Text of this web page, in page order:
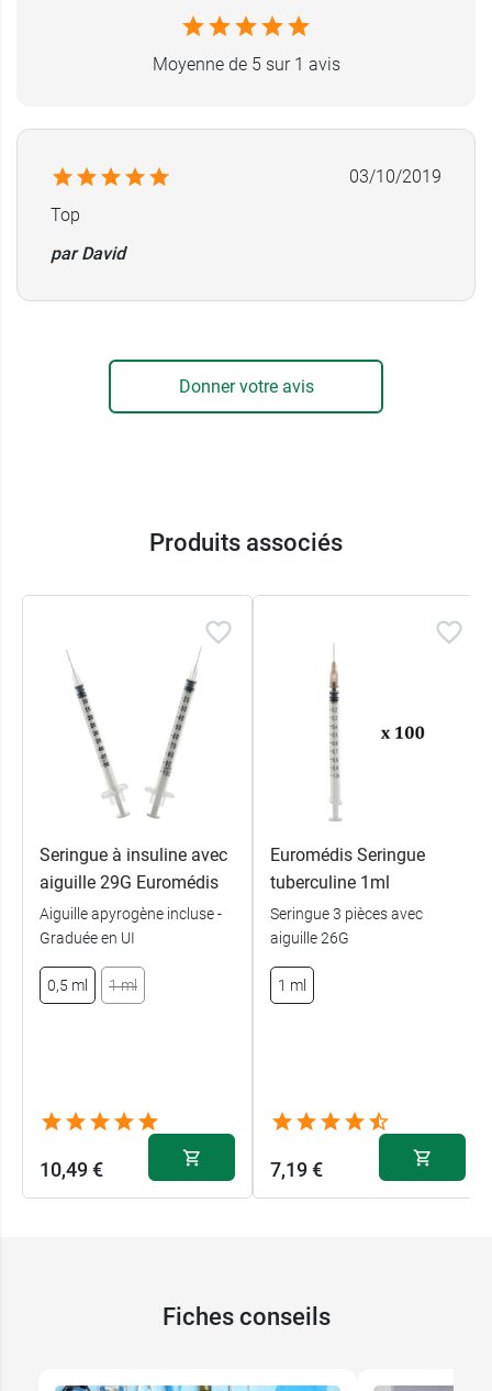
Seringue 3 pièces 1ml
Embout centré
Stérilisation par oxyde d'éthylène
Sans latex, sans DEHP, sans phtalate
Ces seringues peuvent être utilisées avec les
Moyenne de 5 sur 1 avis
03/10/2019
Top
par David
Donner votre avis
Produits associés
Seringue à insuline avec
aiguille 29G Euromédis
Aiguille apyrogène incluse -
Graduée en UI
0,5 ml 1 ml
10,49 €
Euromédis Seringue
tuberculine 1ml
Seringue 3 pièces avec
aiguille 26G
1 ml
7,19 €
Fiches conseils